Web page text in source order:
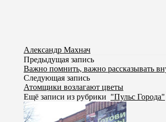
Александр Махнач
Предыдущая запись
Важно помнить, важно рассказывать
Следующая запись
Атомщики возлагают цветы
Ещё записи из рубрики "Пульс Города"